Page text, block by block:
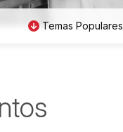
Temas Populares